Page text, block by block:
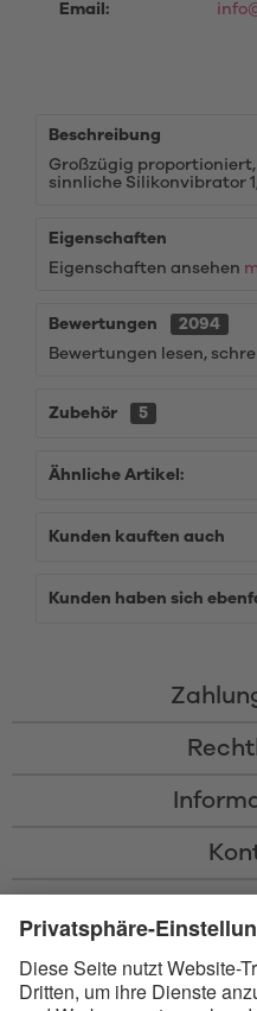
Email:
Beschreibung
Großzügig
sinnliche Silikonvibrator
Eigenschaften
Eigenschaften ansehen
Bewertungen
2094
Bewertungen lesen,
Zubehör 5
Ähnliche Artikel:
Kunden kauften auch
Kunden haben sich
Nachnahmegebühren,
und Eigentum der Bluetooth SIG,